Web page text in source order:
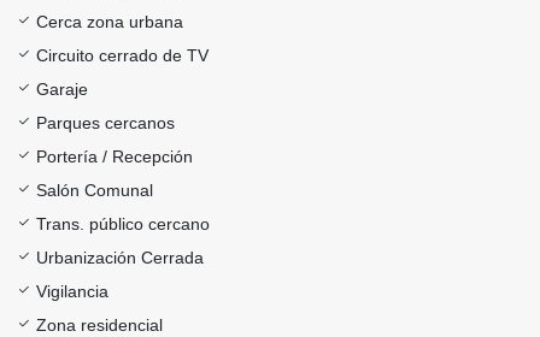
Cerca zona urbana
Circuito cerrado de TV
Garaje
Parques cercanos
Portería / Recepción
Salón Comunal
Trans. público cercano
Urbanización Cerrada
Vigilancia
Zona residencial